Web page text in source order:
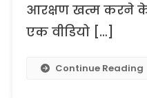
आरक्षण खत्म करने के
एक वीडियो […]
Continue Reading